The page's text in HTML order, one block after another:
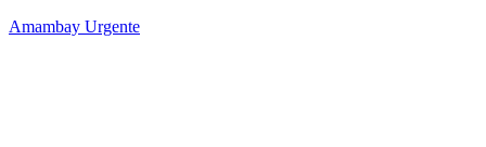
Amambay Urgente